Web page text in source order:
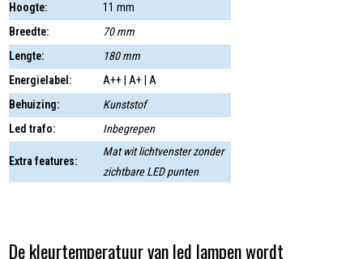
Hoogte:
11 mm
Breedte:
70 mm
Lengte:
180 mm
Energielabel:
A++ | A+ | A
Behuizing:
Kunststof
Led trafo:
Inbegrepen
Extra features:
Mat wit lichtvenster zonder
zichtbare LED punten
De kleurtemperatuur van led lampen wordt